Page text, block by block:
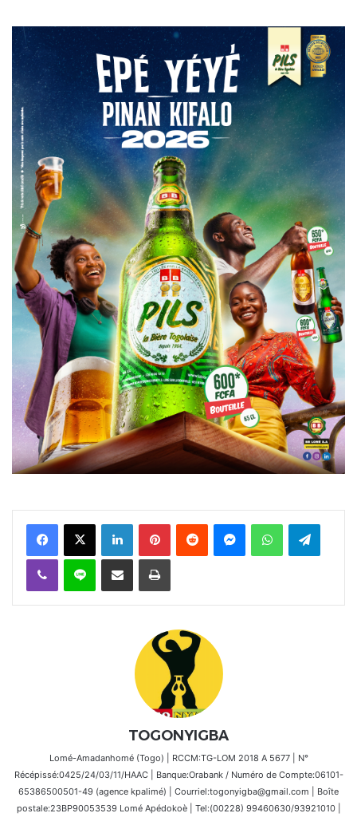
FacebookX Linkedin PinterestReddit MessengerWhatsAppTelegram
Viber Ligne Partager par email Imprimer
TOGONYIGBA
Lomé-Amadanhomé (Togo) | RCCM:TG-LOM 2018 A 5677 | N°
Récépissé:0425/24/03/11/HAAC | Banque:Orabank / Numéro de Compte:06101-
65386500501-49 (agence kpalimé) | Courriel:togonyigba@gmail.com | Boîte
postale:23BP90053539 Lomé Apédokoè | Tel:(00228) 99460630/93921010 |